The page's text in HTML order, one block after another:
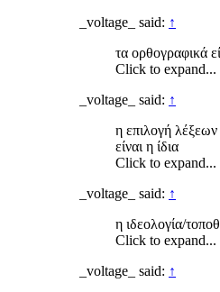
_voltage_ said: ↑
τα ορθογραφικά
Click to expand...
_voltage_ said: ↑
η επιλογή
είναι η ίδια
Click to expand...
_voltage_ said: ↑
η ιδεολογία/
Click to expand...
_voltage_ said: ↑